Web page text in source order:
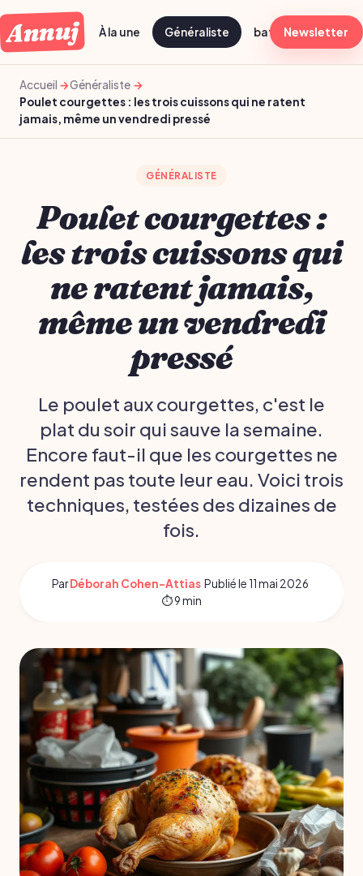
Annuj À la une Généraliste batch cooking
Newsletter
Accueil
Généraliste
Poulet courgettes : les trois cuissons qui ne ratent
jamais, même un vendredi pressé
GÉNÉRALISTE
Poulet courgettes :
les trois cuissons qui
ne ratent jamais,
même un vendredi
pressé
Le poulet aux courgettes, c'est le
plat du soir qui sauve la semaine.
Encore faut-il que les courgettes ne
rendent pas toute leur eau. Voici trois
techniques, testées des dizaines de
fois.
ParDéborah Cohen-Attias·Publié le 11 mai 2026·
⏱ 9 min